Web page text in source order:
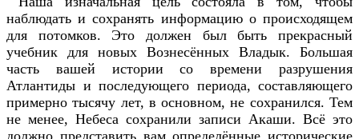
наблюдать и сохранять информацию о происходящем
для потомков. Это должен был быть прекрасный
учебник для новых Вознесённых Владык. Большая
часть вашей истории со времени разрушения
Атлантиды и последующего периода, составляющего
примерно тысячу лет, в основном, не сохранился. Тем
не менее, Небеса сохранили записи Акаши. Всё это
должно представить вам определённые исторические